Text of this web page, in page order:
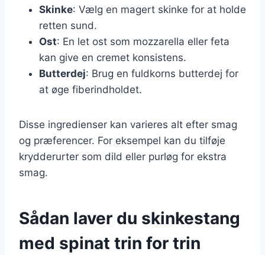
Skinke: Vælg en magert skinke for at holde
retten sund.
Ost: En let ost som mozzarella eller feta
kan give en cremet konsistens.
Butterdej: Brug en fuldkorns butterdej for
at øge fiberindholdet.
Disse ingredienser kan varieres alt efter smag
og præferencer. For eksempel kan du tilføje
krydderurter som dild eller purløg for ekstra
smag.
Sådan laver du skinkestang
med spinat trin for trin